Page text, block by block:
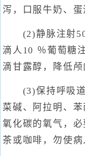
泻，口服牛奶、蛋
(2)静脉注射50
滴人10 ％葡萄糖
滴甘露醇，降低颅
(3)保持呼吸道
菜碱、阿拉明、
氧化碳的氧气，
茶或咖啡，勿使病